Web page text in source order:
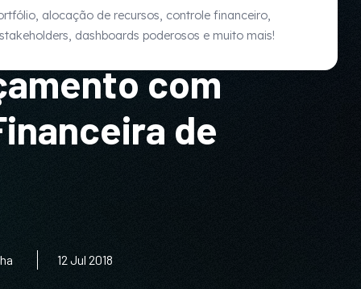
alocação de recursos, controle financeiro,
dashboards poderosos e muito mais!
com
de
12 Jul 2018